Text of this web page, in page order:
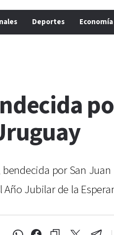
Deportes Economía
por San
Jubilar de la